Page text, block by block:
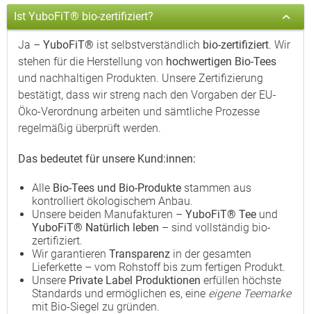
Ist YuboFiT® bio-zertifiziert?
Ja – YuboFiT® ist selbstverständlich bio-zertifiziert. Wir
stehen für die Herstellung von hochwertigen Bio-Tees
und nachhaltigen Produkten. Unsere Zertifizierung
bestätigt, dass wir streng nach den Vorgaben der EU-
Öko-Verordnung arbeiten und sämtliche Prozesse
regelmäßig überprüft werden.
Das bedeutet für unsere Kund:innen:
Alle Bio-Tees und Bio-Produkte stammen aus
kontrolliert ökologischem Anbau.
Unsere beiden Manufakturen – YuboFiT® Tee und
YuboFiT® Natürlich leben – sind vollständig bio-
zertifiziert.
Wir garantieren Transparenz in der gesamten
Lieferkette – vom Rohstoff bis zum fertigen Produkt.
Unsere Private Label Produktionen erfüllen höchste
Standards und ermöglichen es, eine eigene Teemarke
mit Bio-Siegel zu gründen.